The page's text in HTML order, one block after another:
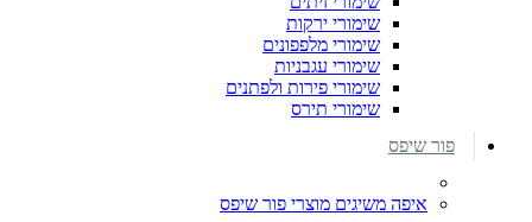
שימורי ירקות
שימורי מלפפונים
שימורי עגבניות
שימורי פירות ולפתנים
שימורי תירס
פור שיפס
איפה משיגים מוצרי פור שיפס